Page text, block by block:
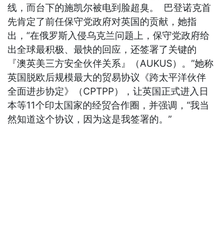
线，而台下的施凯尔被电到脸超臭。 巴登诺克首
先肯定了前任保守党政府对英国的贡献，她指
出，“在俄罗斯入侵乌克兰问题上，保守党政府给
出全球最积极、最快的回应，还签署了关键的
『澳英美三方安全伙伴关系』（AUKUS）。”她称
英国脱欧后规模最大的贸易协议《跨太平洋伙伴
全面进步协定》（CPTPP），让英国正式进入日
本等11个印太国家的经贸合作圈，并强调，“我当
然知道这个协议，因为这是我签署的。”